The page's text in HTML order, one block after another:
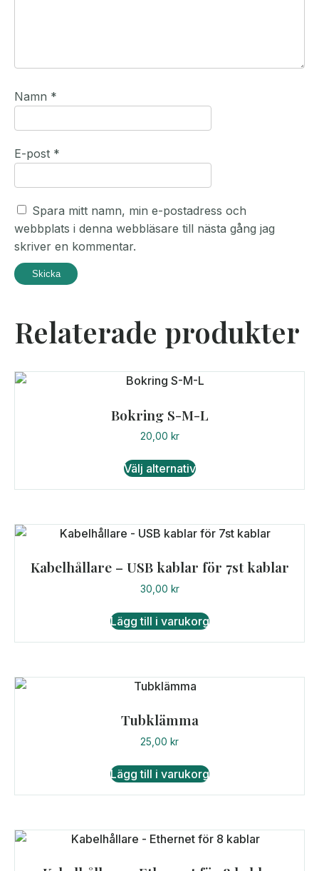
Namn *
E-post *
Spara mitt namn, min e-postadress och
webbplats i denna webbläsare till nästa gång jag
skriver en kommentar.
Relaterade produkter
Bokring S-M-L
20,00 kr
Välj alternativhär
produkten
flera
De
kan
väljas
Kabelhållare – USB kablar för 7st kablar
30,00 kr
Lägg till i varukorg
Tubklämma
25,00 kr
Lägg till i varukorg